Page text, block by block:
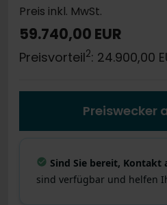
Preis inkl. MwSt.
59.740,00 EUR
Preisvorteil2: 24.900,00
Preiswecker
Sind Sie bereit, Kontakt
sind verfügbar und helfen